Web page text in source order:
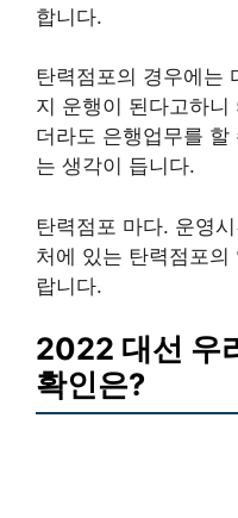
합니다.
탄력점포의 경우에는
지 운행이 된다고하
더라도 은행업무를
는 생각이 듭니다.
탄력점포 마다. 운영
처에 있는 탄력점포
랍니다.
2022 대선 우
확인은?